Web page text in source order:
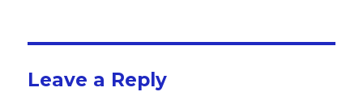
Leave a Reply